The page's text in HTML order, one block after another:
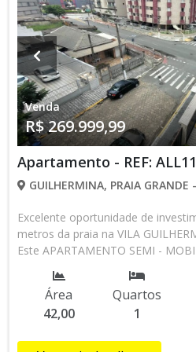
214,94 Agende uma visita hoje
as vantagens que este
IMÒVEIS!!!!! O imóvel que você
Venda
R$ 269.999,99
Apartamento - REF:
GUILHERMINA, PRAIA GRANDE
Excelente oportunidade de
metros da praia na VILA
Este APARTAMENTO SEMI -
e conforto em uma localização
Imóvel com: 42 M² - 01
Sala muito bem distribuída -
armários - Área de serviço -
Área
42,00
Quartos
1